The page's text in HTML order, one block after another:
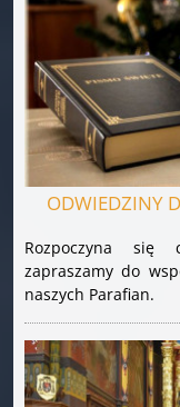
ODWIEDZINY
Rozpoczyna się
zapraszamy do
naszych Parafian.